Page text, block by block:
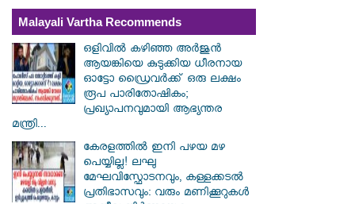
Malayali Vartha Recommends
ഒളിവിൽ കഴിഞ്ഞ അർജുൻ
ആയങ്കിയെ കുടുക്കിയ ധീരനായ
ഓട്ടോ ഡ്രൈവർക്ക് ഒരു ലക്ഷം
രൂപ പാരിതോഷികം;
പ്രഖ്യാപനവുമായി ആഭ്യന്തര
മന്ത്രി...
കേരളത്തിൽ ഇനി പഴയ മഴ
പെയ്യില്ല! ലഘു
മേഘവിസ്ഫോടനവും, കള്ളക്കടൽ
പ്രതിഭാസവും: വരും മണിക്കൂറുകൾ